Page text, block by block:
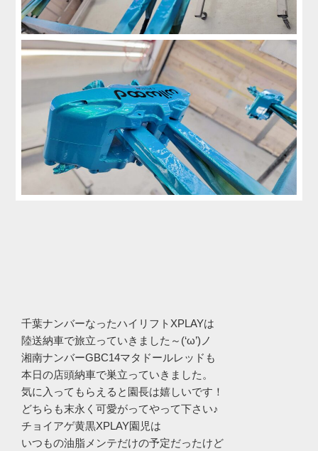
千葉ナンバーなったハイリフトXPLAYは
陸送納車で旅立っていきました～(‘ω’)ノ
湘南ナンバーGBC14マタドールレッドも
本日の店頭納車で巣立っていきました。
気に入ってもらえると園長は嬉しいです！
どちらも末永く可愛がってやって下さい♪
チョイアゲ黄黒XPLAY園児は
いつもの油脂メンテだけの予定だったけど